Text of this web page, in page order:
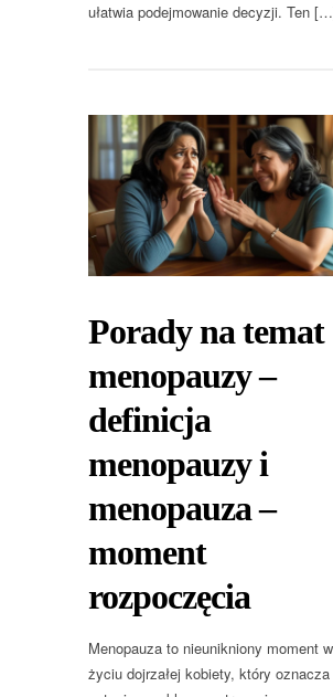
ułatwia podejmowanie decyzji. Ten
Porady na temat
menopauzy –
definicja
menopauzy i
menopauza –
moment
rozpoczęcia
Menopauza to nieunikniony moment w
życiu dojrzałej kobiety, który oznacza